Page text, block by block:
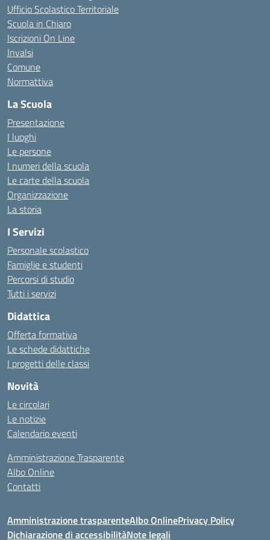
Ufficio Scolastico Territoriale
Scuola in Chiaro
Iscrizioni On Line
Invalsi
Comune
Normattiva
La Scuola
Presentazione
I luoghi
Le persone
I numeri della scuola
Le carte della scuola
Organizzazione
La storia
I Servizi
Personale scolastico
Famiglie e studenti
Percorsi di studio
Tutti i servizi
Didattica
Offerta formativa
Le schede didattiche
I progetti delle classi
Novità
Le circolari
Le notizie
Calendario eventi
Amministrazione Trasparente
Albo Online
Contatti
Amministrazione trasparenteAlbo OnlinePrivacy Policy
Dichiarazione di accessibilitàNote legali